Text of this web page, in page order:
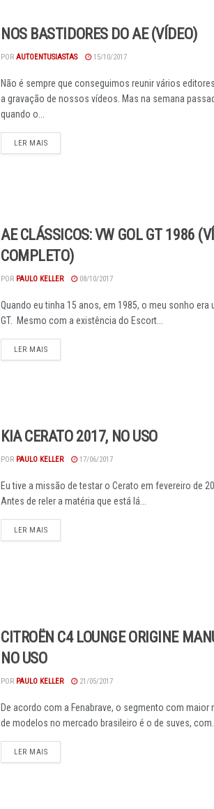
NOS BASTIDORES DO AE (VÍDEO)
POR AUTOENTUSIASTAS 15/10/2017
Não é sempre que conseguimos reunir vários
a gravação de nossos vídeos. Mas na semana
quando o...
LER MAISDETAILS
AE CLÁSSICOS: VW GOL GT 1986
COMPLETO)
POR PAULO KELLER 08/10/2017
Quando eu tinha 15 anos, em 1985, o meu sonho era
GT. Mesmo com a existência do Escort...
LER MAISDETAILS
KIA CERATO 2017, NO USO
POR PAULO KELLER 17/06/2017
Eu tive a missão de testar o Cerato em fevereiro de
Antes de reler a matéria que está lá...
LER MAISDETAILS
CITROËN C4 LOUNGE ORIGINE
NO USO
POR PAULO KELLER 21/05/2017
De acordo com a Fenabrave, o segmento com maior
de modelos no mercado brasileiro é o de suves, com...
LER MAISDETAILS